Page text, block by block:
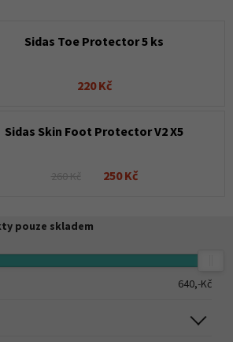
Sidas Toe Protector 5 ks
220 Kč
Sidas Skin Foot Protector V2 X5
260 Kč 250 Kč
pouze skladem
640,-Kč